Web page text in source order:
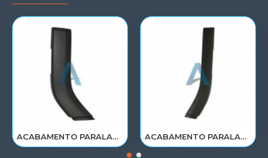
ACABAMENTO PARALAMA CABINE SCANIA NTG P/G/R/S LE PARTE TRAS 2297995 ACABAMENTO PARALAMA CABINE SCANIA NTG P/G/R/S LD PARTE TRAS 2297996